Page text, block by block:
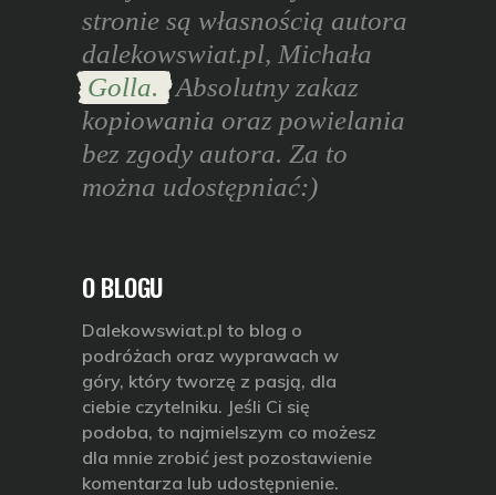
stronie są własnością autora
dalekowswiat.pl, Michała
Golla. Absolutny zakaz
kopiowania oraz powielania
bez zgody autora. Za to
można udostępniać:)
O BLOGU
Dalekowswiat.pl to blog o
podróżach oraz wyprawach w
góry, który tworzę z pasją, dla
ciebie czytelniku. Jeśli Ci się
podoba, to najmielszym co możesz
dla mnie zrobić jest pozostawienie
komentarza lub udostępnienie.